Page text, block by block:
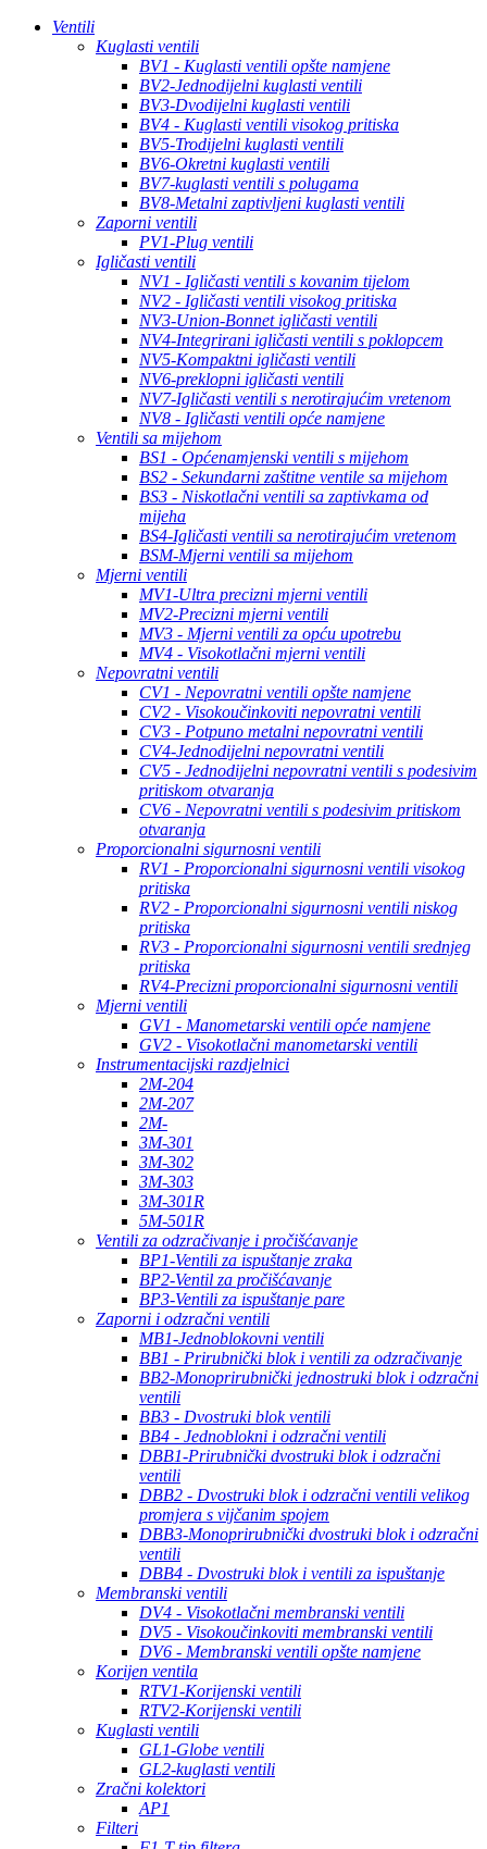
Ventili
Kuglasti ventili
BV1 - Kuglasti ventili opšte namjene
BV2-Jednodijelni kuglasti ventili
BV3-Dvodijelni kuglasti ventili
BV4 - Kuglasti ventili visokog pritiska
BV5-Trodijelni kuglasti ventili
BV6-Okretni kuglasti ventili
BV7-kuglasti ventili s polugama
BV8-Metalni zaptivljeni kuglasti ventili
Zaporni ventili
PV1-Plug ventili
Igličasti ventili
NV1 - Igličasti ventili s kovanim tijelom
NV2 - Igličasti ventili visokog pritiska
NV3-Union-Bonnet igličasti ventili
NV4-Integrirani igličasti ventili s poklopcem
NV5-Kompaktni igličasti ventili
NV6-preklopni igličasti ventili
NV7-Igličasti ventili s nerotirajućim vretenom
NV8 - Igličasti ventili opće namjene
Ventili sa mijehom
BS1 - Općenamjenski ventili s mijehom
BS2 - Sekundarni zaštitne ventile sa mijehom
BS3 - Niskotlačni ventili sa zaptivkama od
mijeha
BS4-Igličasti ventili sa nerotirajućim vretenom
BSM-Mjerni ventili sa mijehom
Mjerni ventili
MV1-Ultra precizni mjerni ventili
MV2-Precizni mjerni ventili
MV3 - Mjerni ventili za opću upotrebu
MV4 - Visokotlačni mjerni ventili
Nepovratni ventili
CV1 - Nepovratni ventili opšte namjene
CV2 - Visokoučinkoviti nepovratni ventili
CV3 - Potpuno metalni nepovratni ventili
CV4-Jednodijelni nepovratni ventili
CV5 - Jednodijelni nepovratni ventili s podesivim
pritiskom otvaranja
CV6 - Nepovratni ventili s podesivim pritiskom
otvaranja
Proporcionalni sigurnosni ventili
RV1 - Proporcionalni sigurnosni ventili visokog
pritiska
RV2 - Proporcionalni sigurnosni ventili niskog
pritiska
RV3 - Proporcionalni sigurnosni ventili srednjeg
pritiska
RV4-Precizni proporcionalni sigurnosni ventili
Mjerni ventili
GV1 - Manometarski ventili opće namjene
GV2 - Visokotlačni manometarski ventili
Instrumentacijski razdjelnici
2M-204
2M-207
2M-
3M-301
3M-302
3M-303
3M-301R
5M-501R
Ventili za odzračivanje i pročišćavanje
BP1-Ventili za ispuštanje zraka
BP2-Ventil za pročišćavanje
BP3-Ventili za ispuštanje pare
Zaporni i odzračni ventili
MB1-Jednoblokovni ventili
BB1 - Prirubnički blok i ventili za odzračivanje
BB2-Monoprirubnički jednostruki blok i odzračni
ventili
BB3 - Dvostruki blok ventili
BB4 - Jednoblokni i odzračni ventili
DBB1-Prirubnički dvostruki blok i odzračni
ventili
DBB2 - Dvostruki blok i odzračni ventili velikog
promjera s vijčanim spojem
DBB3-Monoprirubnički dvostruki blok i odzračni
ventili
DBB4 - Dvostruki blok i ventili za ispuštanje
Membranski ventili
DV4 - Visokotlačni membranski ventili
DV5 - Visokoučinkoviti membranski ventili
DV6 - Membranski ventili opšte namjene
Korijen ventila
RTV1-Korijenski ventili
RTV2-Korijenski ventili
Kuglasti ventili
GL1-Globe ventili
GL2-kuglasti ventili
Zračni kolektori
AP1
Filteri